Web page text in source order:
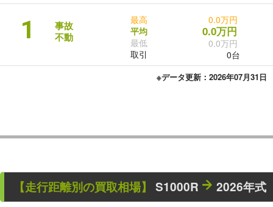
1
事故
不動
最高
平均
最低
取引
0.0万円
0.0万円
0.0万円
0台
※データ更新：2026年07月31日
【走行距離別の買取相場】 S1000R 2026年式